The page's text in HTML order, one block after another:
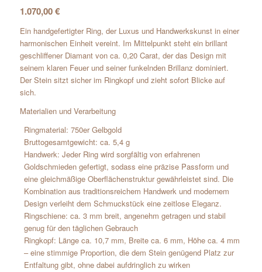
1.070,00€
Ein handgefertigter Ring, der Luxus und Handwerkskunst in einer
harmonischen Einheit vereint. Im Mittelpunkt steht ein brillant
geschliffener Diamant von ca. 0,20 Carat, der das Design mit
seinem klaren Feuer und seiner funkelnden Brillanz dominiert.
Der Stein sitzt sicher im Ringkopf und zieht sofort Blicke auf
sich.
Materialien und Verarbeitung
Ringmaterial: 750er Gelbgold
Bruttogesamtgewicht: ca. 5,4 g
Handwerk: Jeder Ring wird sorgfältig von erfahrenen
Goldschmieden gefertigt, sodass eine präzise Passform und
eine gleichmäßige Oberflächenstruktur gewährleistet sind. Die
Kombination aus traditionsreichem Handwerk und modernem
Design verleiht dem Schmuckstück eine zeitlose Eleganz.
Ringschiene: ca. 3 mm breit, angenehm getragen und stabil
genug für den täglichen Gebrauch
Ringkopf: Länge ca. 10,7 mm, Breite ca. 6 mm, Höhe ca. 4 mm
– eine stimmige Proportion, die dem Stein genügend Platz zur
Entfaltung gibt, ohne dabei aufdringlich zu wirken